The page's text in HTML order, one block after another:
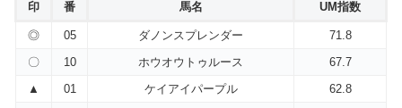
印 番 馬名 UM指数
◎ 05 ダノンスプレンダー
71.8
〇
10 ホウオウトゥルース
67.7
▲
01 ケイアイパープル
62.8